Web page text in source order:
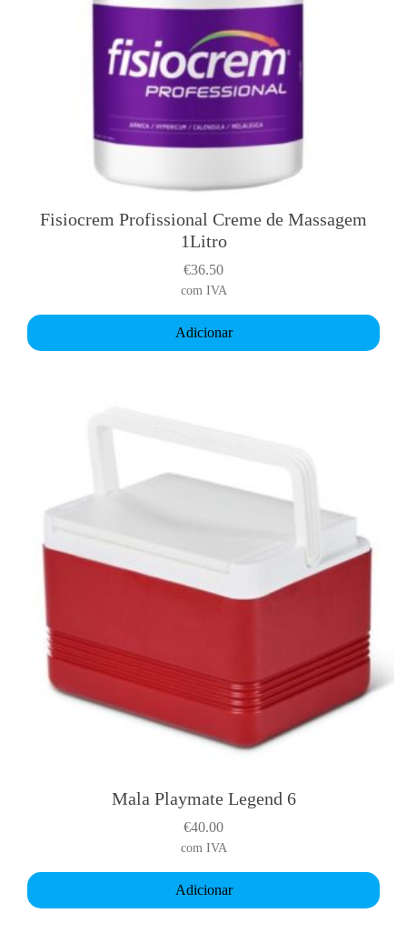
Fisiocrem Profissional Creme de Massagem
1Litro
€36.50
com IVA
Adicionar
Mala Playmate Legend 6
€40.00
com IVA
Adicionar